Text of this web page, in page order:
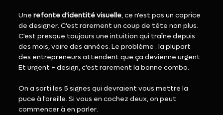
Une refonte d'identité visuelle, ce n'est pas un caprice
de designer. C'est rarement un coup de tête non plus.
C'est presque toujours une intuition qui traîne depuis
des mois, voire des années. Le problème : la plupart
des entrepreneurs attendent que ça devienne urgent.
Et urgent + design, c'est rarement la bonne combo.
On a sorti les 5 signes qui devraient vous mettre la
puce à l'oreille. Si vous en cochez deux, on peut
commencer à en parler.